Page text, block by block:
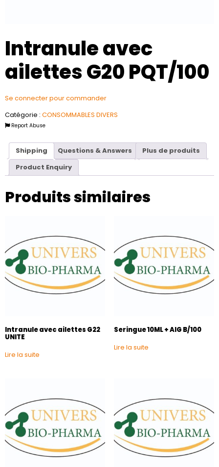
Intranule avec
ailettes G20 PQT/100
Se connecter pour commander
Catégorie : CONSOMMABLES DIVERS
Report Abuse
Shipping Questions & Answers
Plus de produits
Product Enquiry
Produits similaires
Intranule avec ailettes G22
UNITE
Lire la suite
Seringue 10ML + AIG B/100
Lire la suite